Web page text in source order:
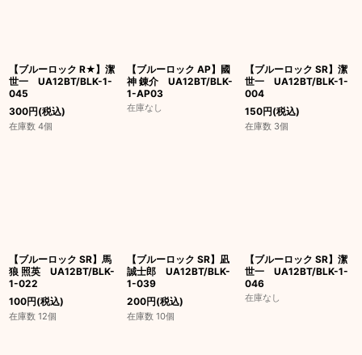
【ブルーロック R★】潔
世一 UA12BT/BLK-1-
045
300円(税込)
在庫数 4個
【ブルーロック AP】國
神 錬介 UA12BT/BLK-
1-AP03
在庫なし
【ブルーロック SR】潔
世一 UA12BT/BLK-1-
004
150円(税込)
在庫数 3個
【ブルーロック SR】馬
狼 照英 UA12BT/BLK-
1-022
100円(税込)
在庫数 12個
【ブルーロック SR】凪
誠士郎 UA12BT/BLK-
1-039
200円(税込)
在庫数 10個
【ブルーロック SR】潔
世一 UA12BT/BLK-1-
046
在庫なし